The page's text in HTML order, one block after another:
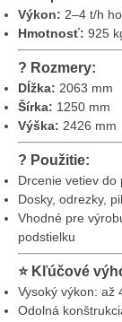
Výkon: 2–4 t/h
Hmotnosť: 925
? Rozmery:
Dĺžka: 2063 mm
Šírka: 1250 mm
Výška: 2426 mm
? Použitie:
Drcenie vetiev do
Dosky, odrezky,
Vhodné pre
podstielku
⭐ Kľúčové
Vysoký výkon: až
Odolná